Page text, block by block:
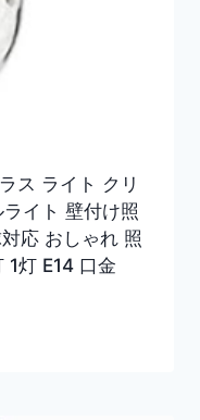
ス ライト クリ
イト 壁付け照
応 おしゃれ 照
1灯 E14 口金